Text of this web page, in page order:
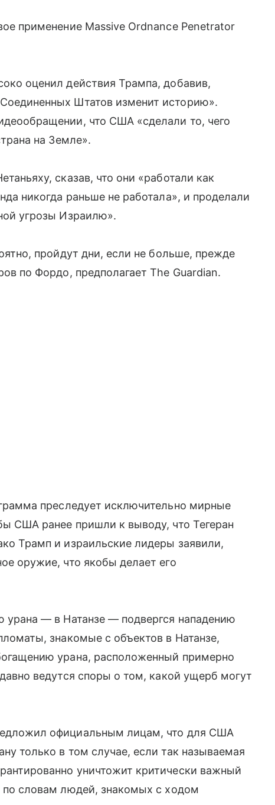
применение Massive Ordnance Penetrator
оценил действия Трампа, добавив,
Штатов изменит историю».
что США «сделали то, чего
на Земле».
сказав, что они «работали как
никогда раньше не работала», и проделали
угрозы Израилю».
пройдут дни, если не больше, прежде
по Фордо, предполагает The Guardian.
преследует исключительно мирные
США ранее пришли к выводу, что Тегеран
Трамп и израильские лидеры заявили,
оружие, что якобы делает его
— в Натанзе — подвергся нападению
знакомые с объектов в Натанзе,
урана, расположенный примерно
ведутся споры о том, какой ущерб могут
официальным лицам, что для США
только в том случае, если так называемая
уничтожит критически важный
словам людей, знакомых с ходом